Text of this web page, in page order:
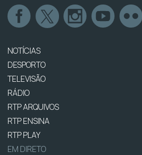
NOTÍCIAS
DESPORTO
TELEVISÃO
RÁDIO
RTP ARQUIVOS
RTP ENSINA
RTP PLAY
EM DIRETO